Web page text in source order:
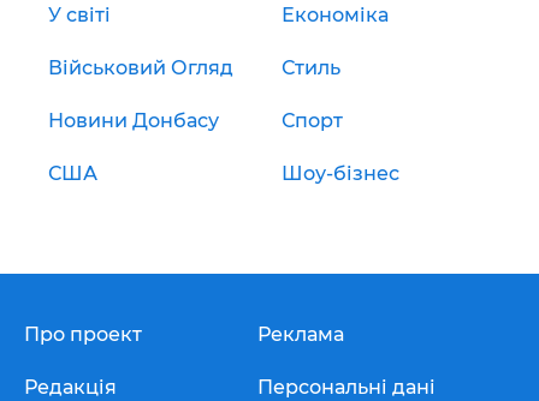
У світі Економіка
Військовий Огляд Стиль
Новини Донбасу Спорт
США Шоу-бізнес
Про проект
Редакція
Реклама
Персональні дані